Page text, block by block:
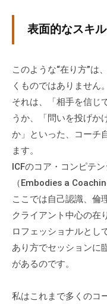
ン
の
供
を
行
な
っ
て
い
ま
の
他
、
ー
表面的なスキ
このような“在り方”は
くものではありません。
それは、「相手を信じ
うか、「問いを投げか
か」といった、コーチ
ます。
ICFのコア・コンピテ
（Embodies a
ここでは自己認識、倫
クライアント中心の在
ロフェッショナルとし
あり方でセッションに
があるのです。
私はこれまで多くのコ